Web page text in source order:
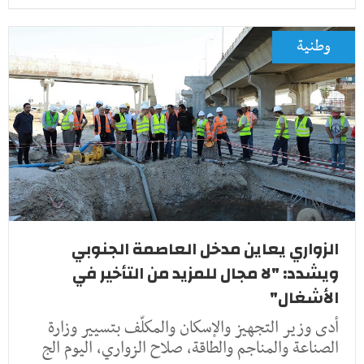
وطنية
الزواري يعاين مدخل العاصمة الجنوبي
ويشدد: "لا مجال للمزيد من التأخير في
الأشغال"
أدى وزير التجهيز والإسكان والمكلّف بتسيير وزارة
الصناعة والمناجم والطاقة، صلاح الزواري، اليوم الج